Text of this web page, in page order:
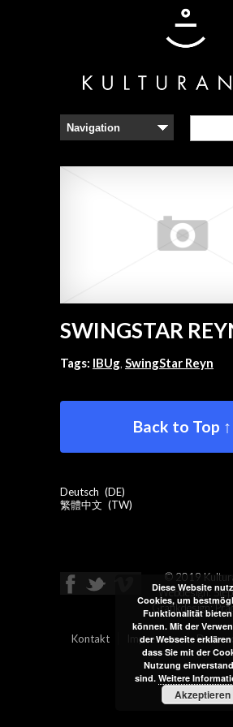
SWINGSTAR
Tags: IBUg, SwingStar Reyn
Back to Top ↑
Deutsch
DE
繁體中文
TW
© 2019
Webdesign:
Grafikdesign:
Kontakt Impressum
Diese Website
Cookies, um
Funktionalität
können. Mit der
der Webseite erklären
dass Sie mit der
Nutzung
sind. Weitere
Akzeptieren